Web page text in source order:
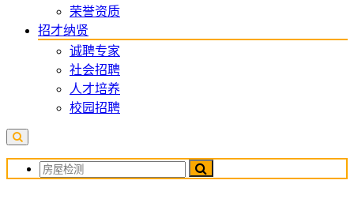
荣誉资质
招才纳贤
诚聘专家
社会招聘
人才培养
校园招聘